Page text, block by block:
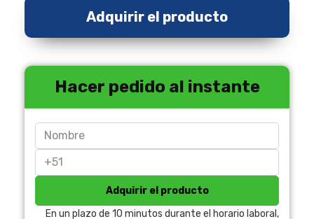
Adquirir el producto
Hacer pedido al instante
Adquirir el producto
En un plazo de 10 minutos durante el horario laboral,